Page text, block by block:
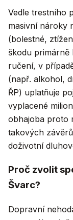
Vedle trestního
masivní nároky
(bolestné,
škodu primárně
ručení, v
(např. alkohol,
ŘP) uplatňuje
vyplacené
obhajoba proto
takových
doživotní
Proč zvolit
Švarc?
Dopravní